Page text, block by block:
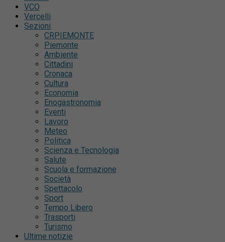
VCO
Vercelli
Sezioni
CRPIEMONTE
Piemonte
Ambiente
Cittadini
Cronaca
Cultura
Economia
Enogastronomia
Eventi
Lavoro
Meteo
Politica
Scienza e Tecnologia
Salute
Scuola e formazione
Società
Spettacolo
Sport
Tempo Libero
Trasporti
Turismo
Ultime notizie